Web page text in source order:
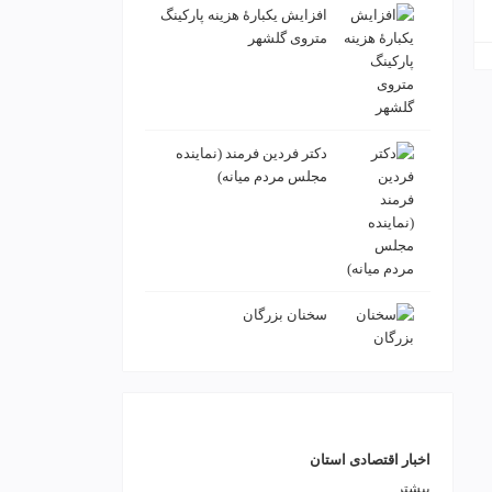
افزایش یکبارۀ هزینه پارکینگ
متروی گلشهر
دكتر فردين فرمند (نماينده
مجلس مردم میانه)
سخنان بزرگان
اخبار اقتصادی استان
بیشتر